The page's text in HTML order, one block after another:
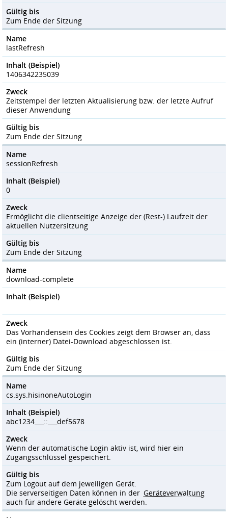
Gültig bis
Zum Ende der Sitzung
Name
lastRefresh
Inhalt (Beispiel)
1406342235039
Zweck
Zeitstempel der letzten Aktualisierung bzw. der letzte Aufruf
dieser Anwendung
Gültig bis
Zum Ende der Sitzung
Name
sessionRefresh
Inhalt (Beispiel)
0
Zweck
Ermöglicht die clientseitige Anzeige der (Rest-) Laufzeit der
aktuellen Nutzersitzung
Gültig bis
Zum Ende der Sitzung
Name
download-complete
Inhalt (Beispiel)
Zweck
Das Vorhandensein des Cookies zeigt dem Browser an, dass
ein (interner) Datei-Download abgeschlossen ist.
Gültig bis
Zum Ende der Sitzung
Name
cs.sys.hisinoneAutoLogin
Inhalt (Beispiel)
abc1234___::___def5678
Zweck
Wenn der automatische Login aktiv ist, wird hier ein
Zugangsschlüssel gespeichert.
Gültig bis
Zum Logout auf dem jeweiligen Gerät.
Die serverseitigen Daten können in der Geräteverwaltung
auch für andere Geräte gelöscht werden.